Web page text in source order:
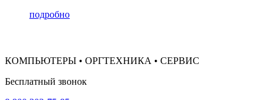
подробно
КОМПЬЮТЕРЫ • ОРГТЕХНИКА • СЕРВИС
Бесплатный звонок